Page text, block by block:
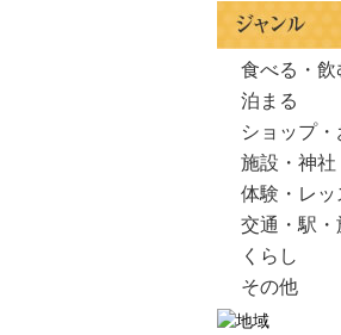
食べる・飲
泊まる
ショップ・
施設・神社
体験・レッ
交通・駅・
くらし
その他